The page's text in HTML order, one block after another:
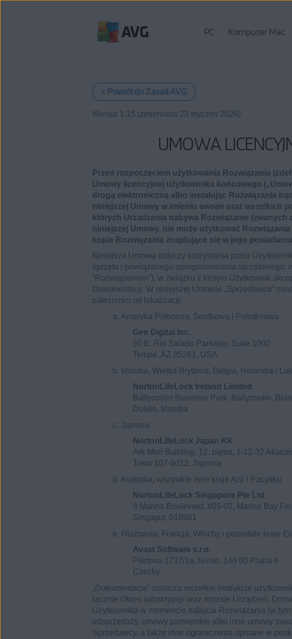
PC Komputer Mac
< Powrót do Zasad AVG
Wersja 1.15 (zmieniona 23 styczeń 2026)
UMOWA
Przed rozpoczęciem użytkowania Rozwiązania
Umowy licencyjnej użytkownika końcowego („
drogą elektroniczną albo instalując Rozwiązanie
niniejszej Umowy w imieniu swoim oraz wszelkich
których Urządzenia nabywa Rozwiązanie (zwanych
niniejszej Umowy, nie może użytkować
kopie Rozwiązania znajdujące się w jego
Niniejsza Umowa dotyczy korzystania przez
sprzętu i powiązanego oprogramowania
“Rozwiązaniem”), w związku z którym Użytkownik
Dokumentacji. W niniejszej Umowie „Sprzedawca”
zależności od lokalizacji:
a. Ameryka Północna, Środkowa i Południowa
Gen Digital Inc.
60 E. Rio Salado Parkway, Suite 1000
Tempe, AZ 85281, USA
b. Irlandia, Wielka Brytania, Belgia, Holandia i
NortonLifeLock Ireland Limited
Ballycoolin Business Park, Ballycoolin,
Dublin, Irlandia
c. Japonia
NortonLifeLock Japan KK
Ark Mori Building, 12. piętro, 1-12-32
Tokio 107-6012, Japonia
d. Australia, wszystkie inne kraje Azji i Pacyfiku
NortonLifeLock Singapore Pte Ltd
8 Marina Boulevard, #05-02, Marina Bay
Singapur, 018981
e. Hiszpania, Francja, Włochy i pozostałe kraje
Avast Software s.r.o.
Pikrtova 1737/1a, Nusle, 140 00 Praha 4
Czechy
„Dokumentacja” oznacza wszelkie instrukcje
łącznie Okres subskrypcji oraz rodzaje Urządzeń,
Użytkownika w momencie nabycia Rozwiązania (w
odsprzedaży, umowy partnerskie albo inne umowy
Sprzedawcy, a także inne ograniczenia opisane w